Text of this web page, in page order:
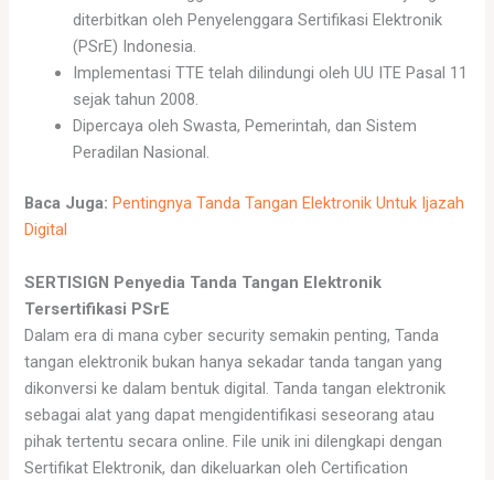
diterbitkan oleh Penyelenggara Sertifikasi Elektronik
(PSrE) Indonesia.
Implementasi TTE telah dilindungi oleh UU ITE Pasal 11
sejak tahun 2008.
Dipercaya oleh Swasta, Pemerintah, dan Sistem
Peradilan Nasional.
Baca Juga: Pentingnya Tanda Tangan Elektronik Untuk Ijazah
Digital
SERTISIGN Penyedia Tanda Tangan Elektronik
Tersertifikasi PSrE
Dalam era di mana cyber security semakin penting, Tanda
tangan elektronik bukan hanya sekadar tanda tangan yang
dikonversi ke dalam bentuk digital. Tanda tangan elektronik
sebagai alat yang dapat mengidentifikasi seseorang atau
pihak tertentu secara online. File unik ini dilengkapi dengan
Sertifikat Elektronik, dan dikeluarkan oleh Certification